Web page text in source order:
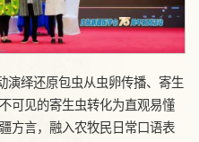
绎还原包虫从虫卵传播、寄生
可见的寄生虫转化为直观易懂
方言，融入农牧民日常口语表